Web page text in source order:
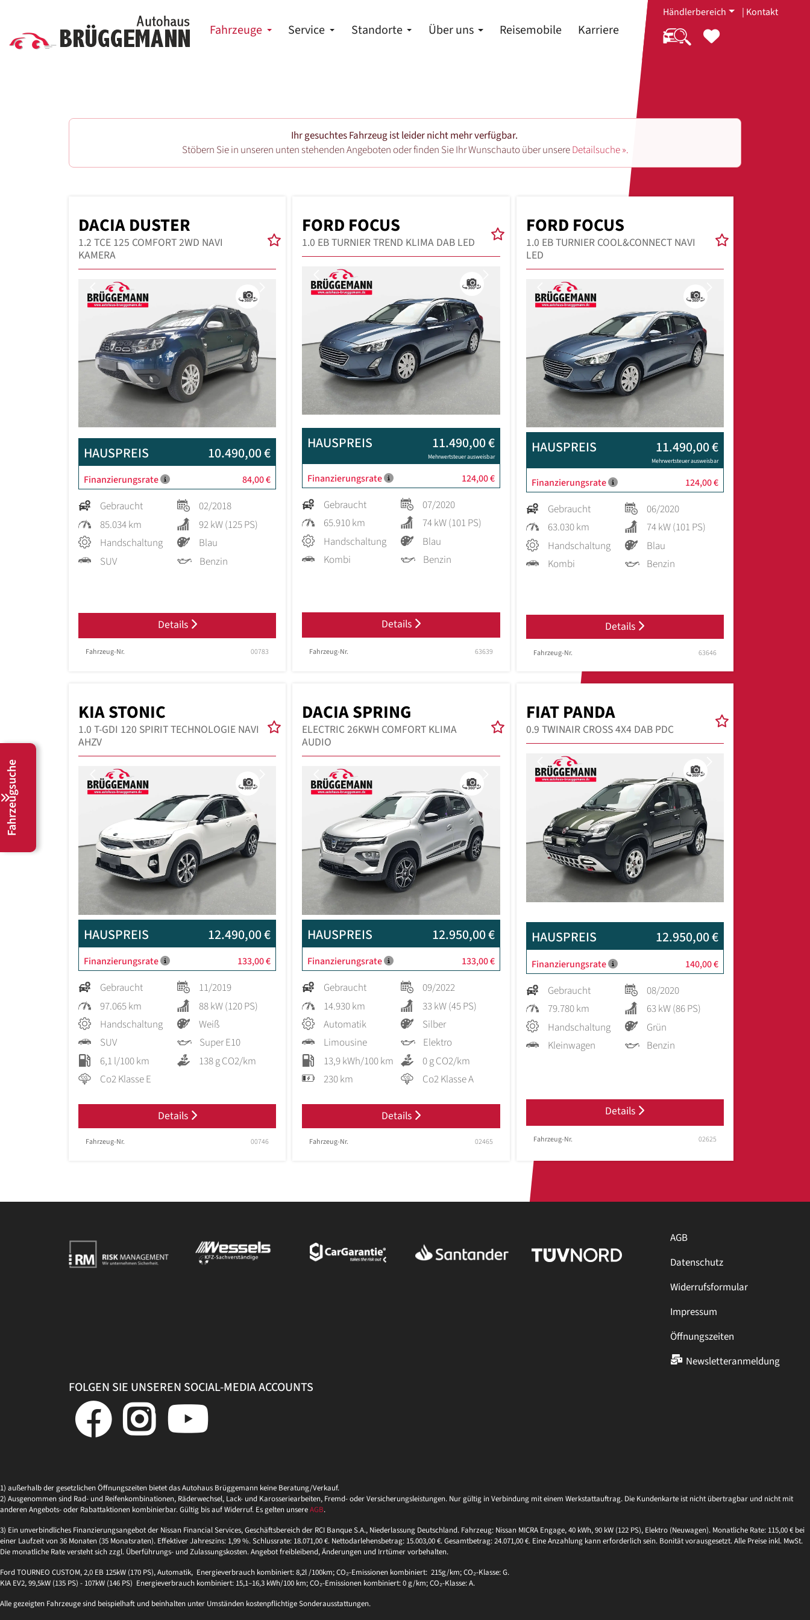
Fahrzeuge Service Standorte Über uns Reisemobile Karriere
Händlerbereich | Kontakt
Ihr gesuchtes Fahrzeug ist leider nicht mehr verfügbar.
Stöbern Sie in unseren unten stehenden Angeboten oder finden Sie Ihr Wunschauto über unsereDetailsuche ».
DACIA DUSTER
1.2 TCE 125 COMFORT 2WD NAVI
KAMERA
Previous
HAUSPREIS 10.490,00 €
Finanzierungsrate 84,00 €
Gebraucht
02/2018
85.034 km
92 kW (125 PS)
Handschaltung
Blau
SUV
Benzin
Details
Fahrzeug-Nr. 00783
FORD FOCUS
1.0 EB TURNIER TREND KLIMA DAB LED
Previous
HAUSPREIS 11.490,00 €
Mehrwertsteuer ausweisbar
Finanzierungsrate 124,00 €
Gebraucht
07/2020
65.910 km
74 kW (101 PS)
Handschaltung
Blau
Kombi
Benzin
Details
Fahrzeug-Nr. 63639
FORD FOCUS
1.0 EB TURNIER COOL&CONNECT NAVI
LED
Previous
HAUSPREIS 11.490,00 €
Mehrwertsteuer ausweisbar
Finanzierungsrate 124,00 €
Gebraucht
06/2020
63.030 km
74 kW (101 PS)
Handschaltung
Blau
Kombi
Benzin
Details
Fahrzeug-Nr. 63646
KIA STONIC
1.0 T-GDI 120 SPIRIT TECHNOLOGIE NAVI
AHZV
Previous
HAUSPREIS 12.490,00 €
Finanzierungsrate 133,00 €
Gebraucht
11/2019
97.065 km
88 kW (120 PS)
Handschaltung
Weiß
SUV
Super E10
6,1 l/100 km
138 g CO2/km
Co2 Klasse E
Details
Fahrzeug-Nr. 00746
DACIA SPRING
ELECTRIC 26KWH COMFORT KLIMA
AUDIO
Previous
HAUSPREIS 12.950,00 €
Finanzierungsrate 133,00 €
Gebraucht
09/2022
14.930 km
33 kW (45 PS)
Automatik
Silber
Limousine
Elektro
13,9 kWh/100 km
0 g CO2/km
230 km
Co2 Klasse A
Details
Fahrzeug-Nr. 02465
FIAT PANDA
0.9 TWINAIR CROSS 4X4 DAB PDC
Previous
HAUSPREIS 12.950,00 €
Finanzierungsrate 140,00 €
Gebraucht
08/2020
79.780 km
63 kW (86 PS)
Handschaltung
Grün
Kleinwagen
Benzin
Details
Fahrzeug-Nr. 02625
AGB
Datenschutz
Widerrufsformular
Impressum
Öffnungszeiten
Newsletteranmeldung
FOLGEN SIE UNSEREN SOCIAL-MEDIA ACCOUNTS
Fahrzeugsuche
1) außerhalb der gesetzlichen Öffnungszeiten bietet das Autohaus Brüggemann keine Beratung/Verkauf.
2) Ausgenommen sind Rad- und Reifenkombinationen, Räderwechsel, Lack- und Karosseriearbeiten, Fremd- oder Versicherungsleistungen. Nur gültig in Verbindung mit einem Werkstattauftrag. Die Kundenkarte ist nicht übertragbar und nicht mit
anderen Angebots- oder Rabattaktionen kombinierbar. Gültig bis auf Widerruf. Es gelten unsereAGB.
3) Ein unverbindliches Finanzierungsangebot der Nissan Financial Services, Geschäftsbereich der RCI Banque S.A., Niederlassung Deutschland. Fahrzeug: Nissan MICRA Engage, 40 kWh, 90 kW (122 PS), Elektro (Neuwagen). Monatliche Rate: 115,00 € bei
einer Laufzeit von 36 Monaten (35 Monatsraten). Effektiver Jahreszins: 1,99 %. Schlussrate: 18.071,00 €. Nettodarlehensbetrag: 15.003,00 €. Gesamtbetrag: 24.071,00 €. Eine Anzahlung kann erforderlich sein. Bonität vorausgesetzt. Alle Preise inkl. MwSt.
Die monatliche Rate versteht sich zzgl. Überführungs- und Zulassungskosten. Angebot freibleibend, Änderungen und Irrtümer vorbehalten.
Ford TOURNEO CUSTOM, 2,0 EB 125kW (170 PS), Automatik, Energieverbrauch kombiniert: 8,2l /100km; CO₂-Emissionen kombiniert: 215g/km; CO₂-Klasse: G.
KIA EV2, 99,5kW (135 PS) - 107kW (146 PS) Energieverbrauch kombiniert: 15,1–16,3 kWh/100 km; CO₂-Emissionen kombiniert: 0 g/km; CO₂-Klasse: A.
Alle gezeigten Fahrzeuge sind beispielhaft und beinhalten unter Umständen kostenpflichtige Sonderausstattungen.